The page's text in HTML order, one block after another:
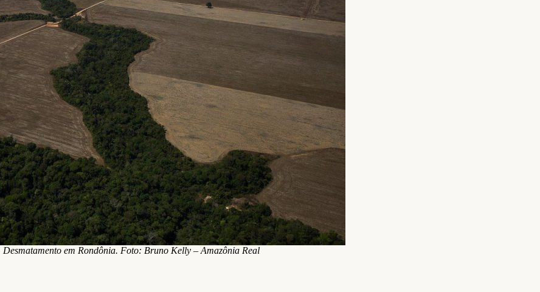
Desmatamento em Rondônia. Foto: Bruno Kelly – Amazônia Real